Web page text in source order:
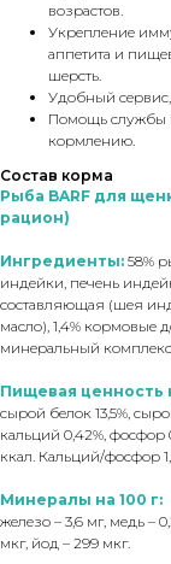
возрастов.
Укрепление
аппетита и
шерсть.
Удобный
Помощь службы
кормлению.
Состав корма
Рыба BARF для
рацион)
Ингредиенты: 58%
индейки, печень
составляющая (шея
масло), 1,4%
минеральный
Пищевая ценность
сырой белок 13,5%,
кальций 0,42%, фосфор
ккал. Кальций/фосфор
Минералы на 100 г:
железо – 3,6 мг, медь –
мкг, йод – 299 мкг.